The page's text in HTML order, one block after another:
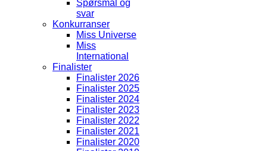
Spørsmål og
svar
Konkurranser
Miss Universe
Miss
International
Finalister
Finalister 2026
Finalister 2025
Finalister 2024
Finalister 2023
Finalister 2022
Finalister 2021
Finalister 2020